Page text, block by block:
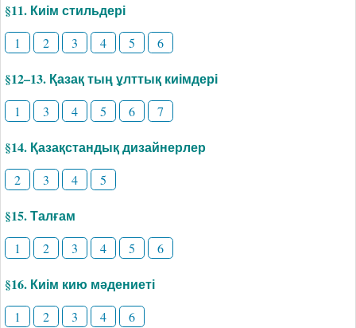
§11. Киім стильдері
1 2 3 4 5 6
§12–13. Қазақ тың ұлттық киімдері
1 3 4 5 6 7
§14. Қазақстандық дизайнерлер
2 3 4 5
§15. Талғам
1 2 3 4 5 6
§16. Киім кию мәдениеті
1 2 3 4 6